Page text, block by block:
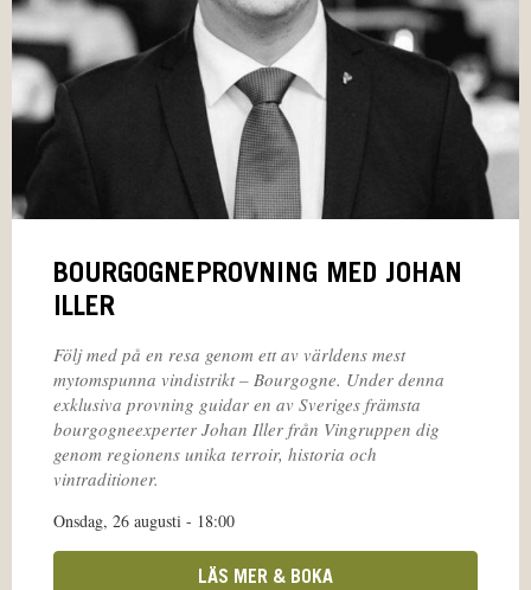
BOURGOGNEPROVNING MED JOHAN
ILLER
Följ med på en resa genom ett av världens mest
mytomspunna vindistrikt – Bourgogne. Under denna
exklusiva provning guidar en av Sveriges främsta
bourgogneexperter Johan Iller från Vingruppen dig
genom regionens unika terroir, historia och
vintraditioner.
Onsdag, 26 augusti - 18:00
LÄS MER & BOKA